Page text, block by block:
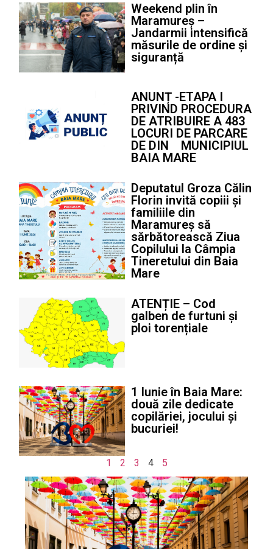
Weekend plin în
Maramureș –
Jandarmii intensifică
măsurile de ordine și
siguranță
ANUNȚ -ETAPA I
PRIVIND PROCEDURA
DE ATRIBUIRE A 483
LOCURI DE PARCARE
DE DIN MUNICIPIUL
BAIA MARE
Deputatul Groza Călin
Florin invită copiii și
familiile din
Maramureș să
sărbătorească Ziua
Copilului la Câmpia
Tineretului din Baia
Mare
ATENȚIE – Cod
galben de furtuni și
ploi torențiale
1 Iunie în Baia Mare:
două zile dedicate
copilăriei, jocului și
bucuriei!
1 2 3 4 5